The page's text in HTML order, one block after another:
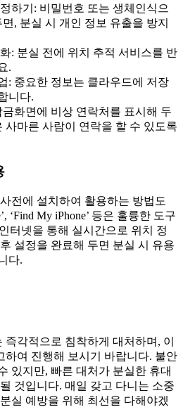
하기: 비밀번호 또는 생체인식으
, 분실 시 개인 정보 유출을 방지
: 분실 전에 위치 추적 서비스를 반
.
: 중요한 정보는 클라우드에 저장
니다.
화면에 비상 연락처를 표시해 두
사마른 사람이 연락을 할 수 있도록
전에 설치하여 활용하는 방법도
‘Find My iPhone’ 등은 훌륭한 도구
터넷을 통해 실시간으로 위치 정
설정을 완료해 두면 분실 시 유용
다.
각적으로 침착하게 대처하며, 이
하여 진행해 보시기 바랍니다. 불안
있지만, 빠른 대처가 분실한 휴대
것입니다. 매일 갖고 다니는 소중
실 예방을 위해 최선을 다해야겠